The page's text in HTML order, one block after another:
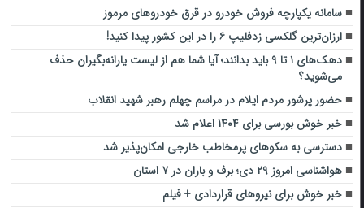
سامانه یکپارچه فروش خودرو در قرق خودروهای مرموز
ارزان‌ترین گلکسی زدفلیپ ۶ را در این کشور پیدا کنید!
دهک‌های ۱ تا ۹ باید بدانند؛ آیا شما هم از لیست یارانه‌بگیران حذف
می‌شوید؟
حضور پرشور مردم ایلام در مراسم چهلم رهبر شهید انقلاب
خبر خوش بورسی برای ۱۴۰۴ اعلام شد
دسترسی به سکوهای پرمخاطب خارجی امکان‌پذیر شد
هواشناسی امروز ۲۹ دی؛ برف و باران در ۷ استان
خبر خوش برای نیروهای قراردادی + فیلم